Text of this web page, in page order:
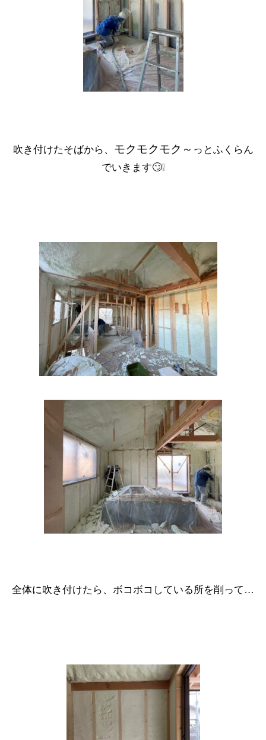
吹き付けたそばから、 モクモクモク～ っとふくらん
でいきます🙄❕
全体に吹き付けたら、ボコボコしている所を削って…